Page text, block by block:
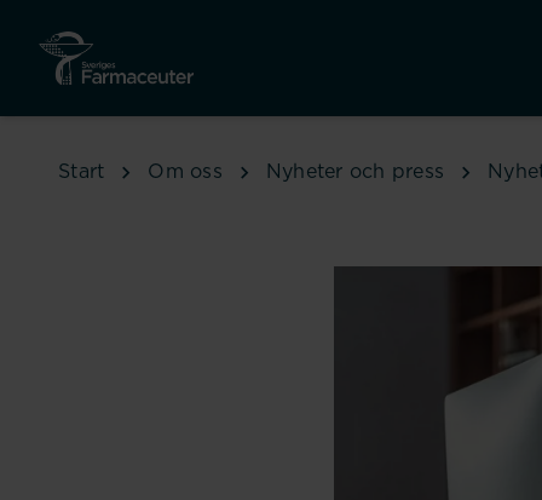
Start Om oss Nyheter och press